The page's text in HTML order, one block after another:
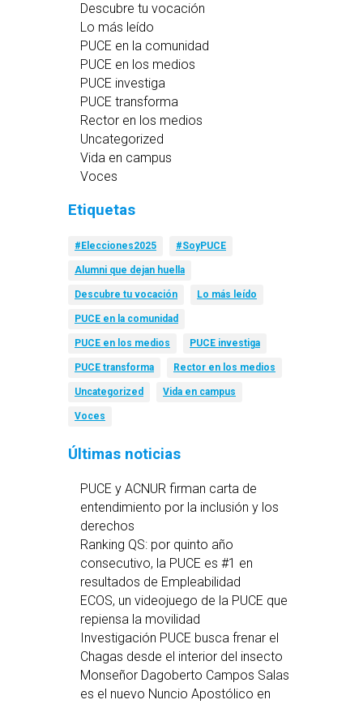
Descubre tu vocación
Lo más leído
PUCE en la comunidad
PUCE en los medios
PUCE investiga
PUCE transforma
Rector en los medios
Uncategorized
Vida en campus
Voces
Etiquetas
#Elecciones2025 #SoyPUCE
Alumni que dejan huella
Descubre tu vocación Lo más leído
PUCE en la comunidad
PUCE en los medios PUCE investiga
PUCE transforma Rector en los medios
Uncategorized Vida en campus
Voces
Últimas noticias
PUCE y ACNUR firman carta de
entendimiento por la inclusión y los
derechos
Ranking QS: por quinto año
consecutivo, la PUCE es #1 en
resultados de Empleabilidad
ECOS, un videojuego de la PUCE que
repiensa la movilidad
Investigación PUCE busca frenar el
Chagas desde el interior del insecto
Monseñor Dagoberto Campos Salas
es el nuevo Nuncio Apostólico en